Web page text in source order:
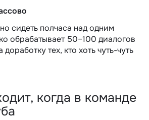
сидеть полчаса над одним
обрабатывает 50–100 диалогов
доработку тех, кто хоть чуть-чуть
когда в команде